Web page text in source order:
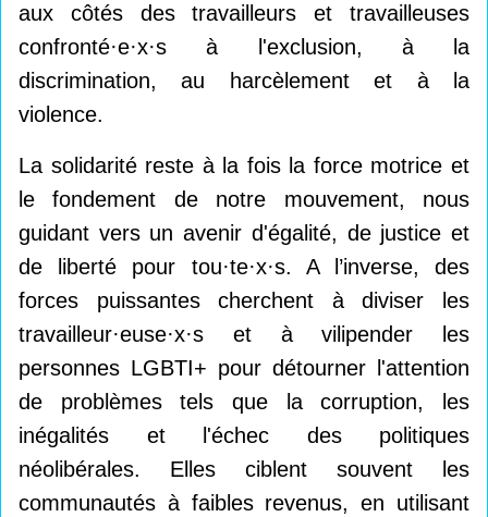
aux côtés des travailleurs et travailleuses
confronté·e·x·s à l'exclusion, à la
discrimination, au harcèlement et à la
violence.
La solidarité reste à la fois la force motrice et
le fondement de notre mouvement, nous
guidant vers un avenir d'égalité, de justice et
de liberté pour tou·te·x·s. A l’inverse, des
forces puissantes cherchent à diviser les
travailleur·euse·x·s et à vilipender les
personnes LGBTI+ pour détourner l'attention
de problèmes tels que la corruption, les
inégalités et l'échec des politiques
néolibérales. Elles ciblent souvent les
communautés à faibles revenus, en utilisant